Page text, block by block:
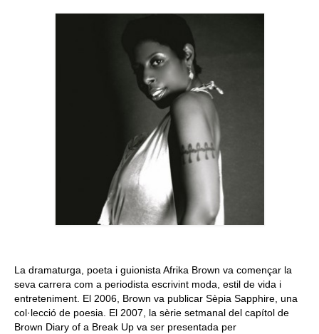
La dramaturga, poeta i guionista Afrika Brown va començar la
seva carrera com a periodista escrivint moda, estil de vida i
entreteniment. El 2006, Brown va publicar Sèpia Sapphire, una
col·lecció de poesia. El 2007, la sèrie setmanal del capítol de
Brown Diary of a Break Up va ser presentada per